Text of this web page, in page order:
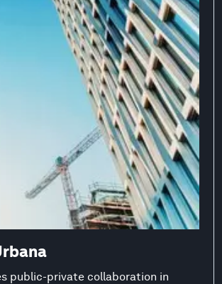
public-private collaboration in